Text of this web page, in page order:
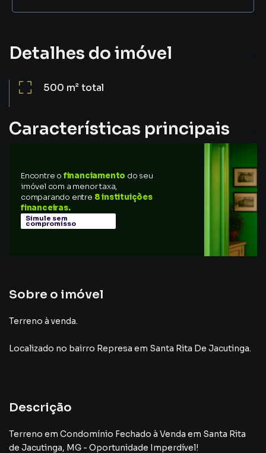
Detalhes do imóvel
500 m²total
Características principais
Encontre o financiamento do seu
imóvel com a menor taxa,
comparando entre 8 instituições
financeiras.
Simule sem
compromisso
Sobre o imóvel
Terreno à venda.
Localizado no bairro Represa em Santa Rita De Jacutinga.
Descrição
Terreno em Condomínio Fechado à Venda em Santa Rita
de Jacutinga, MG - Oportunidade Imperdível!